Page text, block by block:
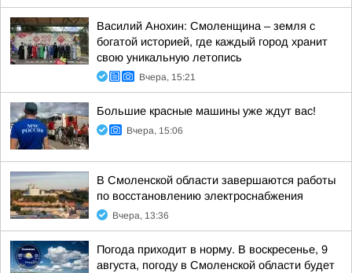
Василий Анохин: Смоленщина – земля с
богатой историей, где каждый город хранит
свою уникальную летопись
Вчера, 15:21
Большие красные машины уже ждут вас!
Вчера, 15:06
В Смоленской области завершаются работы
по восстановлению электроснабжения
Вчера, 13:36
Погода приходит в норму. В воскресенье, 9
августа, погоду в Смоленской области будет